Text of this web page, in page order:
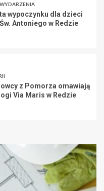
WYDARZENIA
wypoczynku dla dzieci
Antoniego w Redzie
z Pomorza omawiają
Via Maris w Redzie